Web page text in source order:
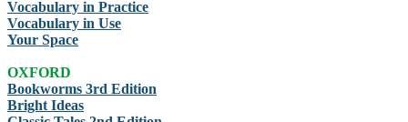
Vocabulary in Practice
Vocabulary in Use
Your Space
OXFORD
Bookworms 3rd Edition
Bright Ideas